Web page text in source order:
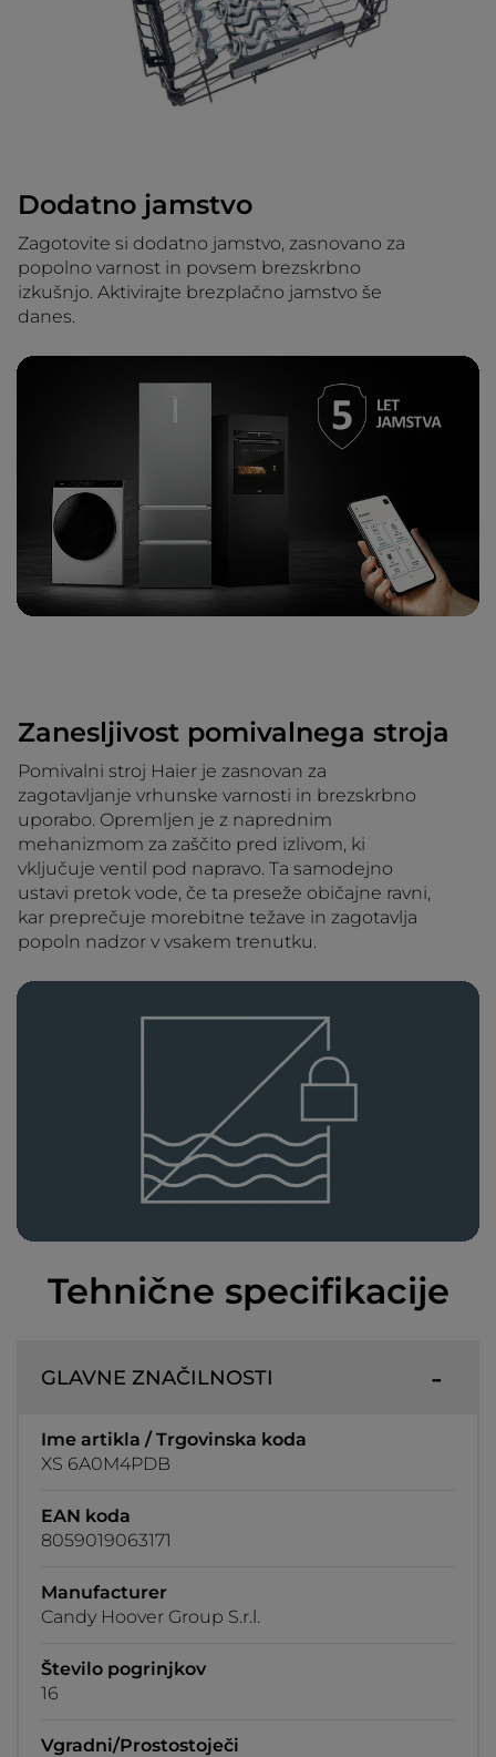
Dodatno jamstvo
Zagotovite si dodatno jamstvo, zasnovano za
popolno varnost in povsem brezskrbno
izkušnjo. Aktivirajte brezplačno jamstvo še
danes.
Zanesljivost pomivalnega stroja
Pomivalni stroj Haier je zasnovan za
zagotavljanje vrhunske varnosti in brezskrbno
uporabo. Opremljen je z naprednim
mehanizmom za zaščito pred izlivom, ki
vključuje ventil pod napravo. Ta samodejno
ustavi pretok vode, če ta preseže običajne ravni,
kar preprečuje morebitne težave in zagotavlja
popoln nadzor v vsakem trenutku.
Tehnične specifikacije
GLAVNE ZNAČILNOSTI
Ime artikla / Trgovinska koda
XS 6A0M4PDB
EAN koda
8059019063171
Manufacturer
Candy Hoover Group S.r.l.
Število pogrinjkov
16
Vgradni/Prostostoječi